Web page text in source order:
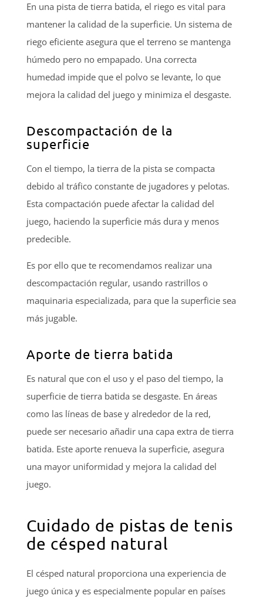
En una pista de tierra batida, el riego es vital para
mantener la calidad de la superficie. Un sistema de
riego eficiente asegura que el terreno se mantenga
húmedo pero no empapado. Una correcta
humedad impide que el polvo se levante, lo que
mejora la calidad del juego y minimiza el desgaste.
Descompactación de la
superficie
Con el tiempo, la tierra de la pista se compacta
debido al tráfico constante de jugadores y pelotas.
Esta compactación puede afectar la calidad del
juego, haciendo la superficie más dura y menos
predecible.
Es por ello que te recomendamos realizar una
descompactación regular, usando rastrillos o
maquinaria especializada, para que la superficie sea
más jugable.
Aporte de tierra batida
Es natural que con el uso y el paso del tiempo, la
superficie de tierra batida se desgaste. En áreas
como las líneas de base y alrededor de la red,
puede ser necesario añadir una capa extra de tierra
batida. Este aporte renueva la superficie, asegura
una mayor uniformidad y mejora la calidad del
juego.
Cuidado de pistas de tenis
de césped natural
El césped natural proporciona una experiencia de
juego única y es especialmente popular en países